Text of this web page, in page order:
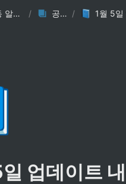
가격변동 알리미 가이드 (가격 추적) / 공지사항 /
업데이트